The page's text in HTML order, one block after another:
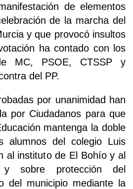
de elementos
de la marcha del
y que provocó insultos
ha contado con los
MC, PSOE, CTSSP y
del PP.
por unanimidad han
por Ciudadanos para que
mantenga la doble
alumnos del colegio Luis
al instituto de El Bohío y al
sobre protección del
del municipio mediante la